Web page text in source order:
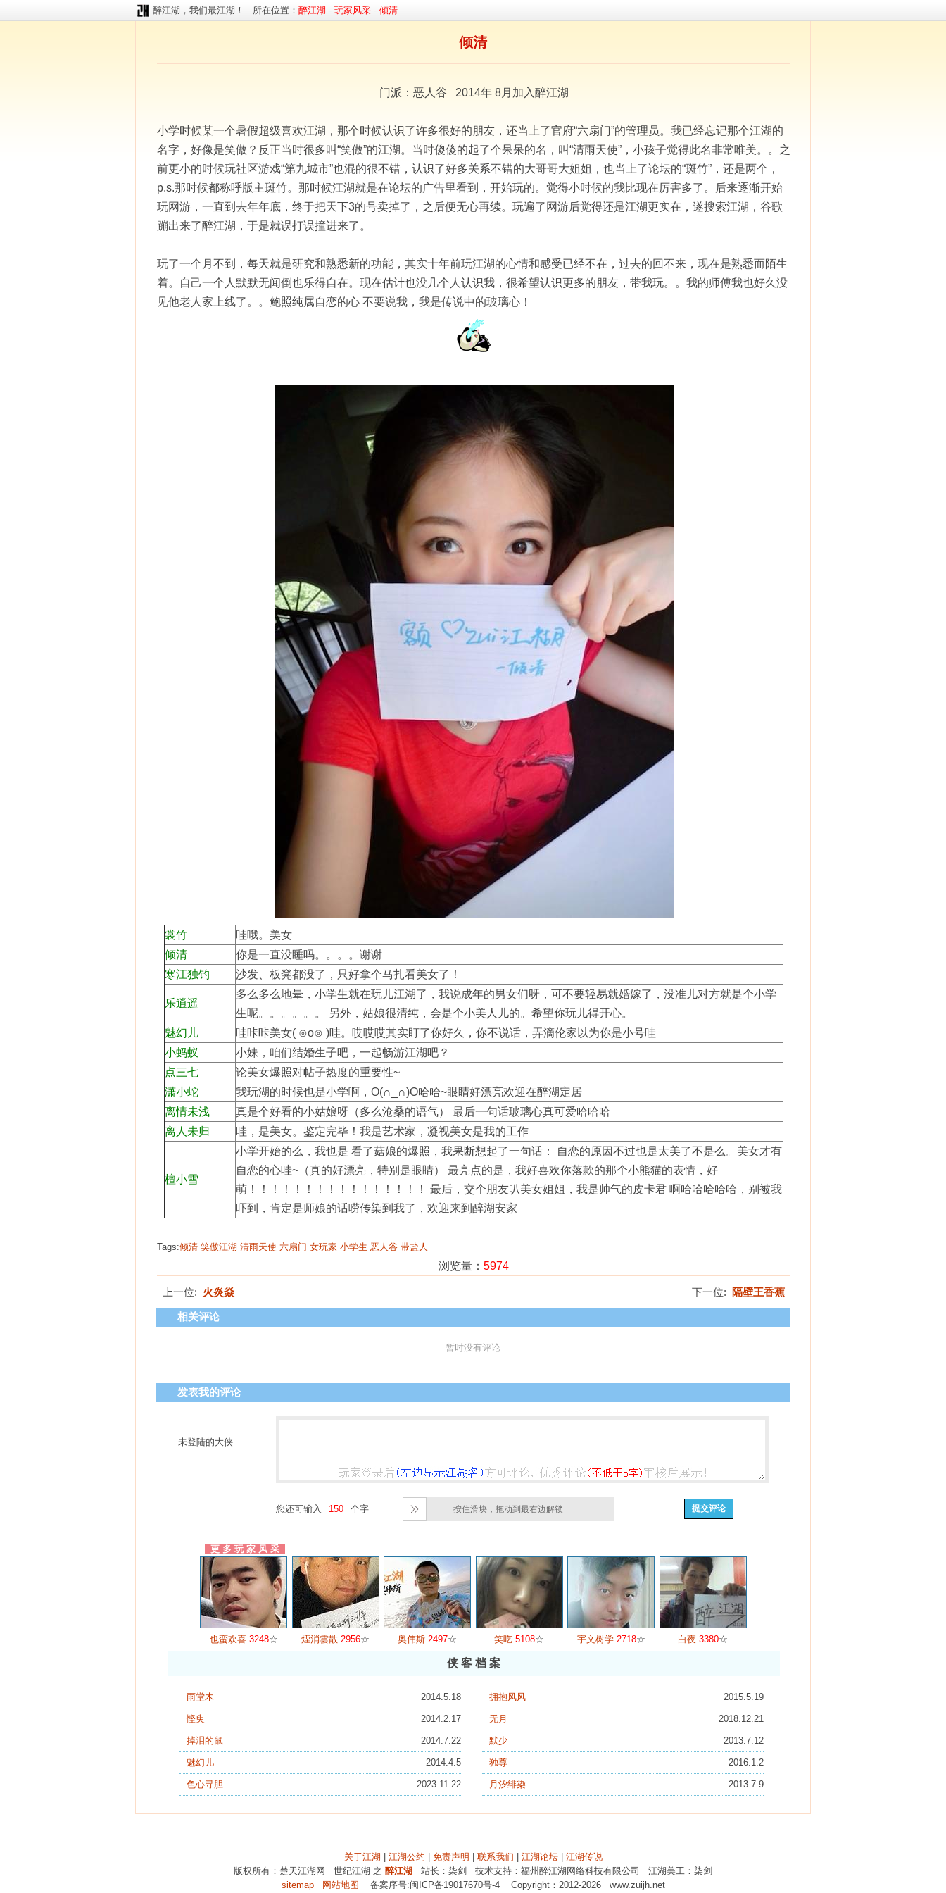
醉江湖，我们最江湖！ 所在位置： 醉江湖 - 玩家风采 - 倾清
倾清
门派：恶人谷 2014年 8月加入醉江湖
小学时候某一个暑假超级喜欢江湖，那个时候认识了许多很好的朋友，还当上了官府“六扇门”的管理员。我已经忘记那个江湖的
名字，好像是笑傲？反正当时很多叫“笑傲”的江湖。当时傻傻的起了个呆呆的名，叫“清雨天使”，小孩子觉得此名非常唯美。。之
前更小的时候玩社区游戏“第九城市”也混的很不错，认识了好多关系不错的大哥哥大姐姐，也当上了论坛的“斑竹”，还是两个，
p.s.那时候都称呼版主斑竹。那时候江湖就是在论坛的广告里看到，开始玩的。觉得小时候的我比现在厉害多了。后来逐渐开始
玩网游，一直到去年年底，终于把天下3的号卖掉了，之后便无心再续。玩遍了网游后觉得还是江湖更实在，遂搜索江湖，谷歌
蹦出来了醉江湖，于是就误打误撞进来了。
玩了一个月不到，每天就是研究和熟悉新的功能，其实十年前玩江湖的心情和感受已经不在，过去的回不来，现在是熟悉而陌生
着。自己一个人默默无闻倒也乐得自在。现在估计也没几个人认识我，很希望认识更多的朋友，带我玩。。我的师傅我也好久没
见他老人家上线了。。鲍照纯属自恋的心 不要说我，我是传说中的玻璃心！
裳竹
哇哦。美女
倾清
你是一直没睡吗。。。。谢谢
寒江独钓
沙发、板凳都没了，只好拿个马扎看美女了！
乐逍遥
多么多么地晕，小学生就在玩儿江湖了，我说成年的男女们呀，可不要轻易就婚嫁了，没准儿对方就是个小学
生呢。。。。。。 另外，姑娘很清纯，会是个小美人儿的。希望你玩儿得开心。
魅幻儿
哇咔咔美女( ⊙o⊙ )哇。哎哎哎其实盯了你好久，你不说话，弄滴伦家以为你是小号哇
小蚂蚁
小妹，咱们结婚生子吧，一起畅游江湖吧？
点三七
论美女爆照对帖子热度的重要性~
潇小蛇
我玩湖的时候也是小学啊，O(∩_∩)O哈哈~眼睛好漂亮欢迎在醉湖定居
离情未浅
真是个好看的小姑娘呀（多么沧桑的语气） 最后一句话玻璃心真可爱哈哈哈
离人未归
哇，是美女。鉴定完毕！我是艺术家，凝视美女是我的工作
檀小雪
小学开始的么，我也是 看了菇娘的爆照，我果断想起了一句话： 自恋的原因不过也是太美了不是么。美女才有
自恋的心哇~（真的好漂亮，特别是眼睛） 最亮点的是，我好喜欢你落款的那个小熊猫的表情，好
萌！！！！！！！！！！！！！！！！ 最后，交个朋友叭美女姐姐，我是帅气的皮卡君 啊哈哈哈哈哈，别被我
吓到，肯定是师娘的话唠传染到我了，欢迎来到醉湖安家
Tags:倾清 笑傲江湖 清雨天使 六扇门 女玩家 小学生 恶人谷 带盐人
浏览量： 5974
上一位: 火炎焱 下一位: 隔壁王香蕉
相关评论
暂时没有评论
发表我的评论
未登陆的大侠
您还可输入 个字 按住滑块，拖动到最右边解锁
更 多 玩 家 风 采
也蛮欢喜 3248☆ 煙消雲散 2956☆ 奥伟斯 2497☆ 笑呓 5108☆ 宇文树学 2718☆ 白夜 3380☆
侠 客 档 案
2014.5.18
雨堂木 2015.5.19
拥抱风风
2014.2.17
悭臾 2018.12.21
无月
2014.7.22
掉泪的鼠 2013.7.12
默少
2014.4.5
魅幻儿 2016.1.2
独尊
2023.11.22
色心寻胆 2013.7.9
月汐绯染
关于江湖 江湖公约 免责声明 联系我们 江湖论坛| 江湖传说
版权所有：楚天江湖网 世纪江湖 之 醉江湖 站长：柒剑 技术支持：福州醉江湖网络科技有限公司 江湖美工：柒剑
sitemap
网站地图 备案序号:闽ICP备19017670号-4 Copyright：2012-2026 www.zuijh.net